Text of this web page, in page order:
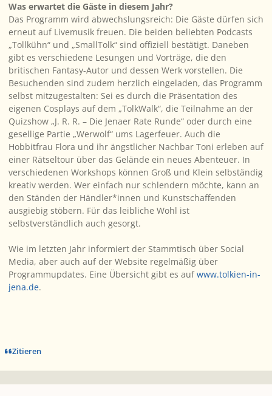
Was erwartet die Gäste in diesem Jahr?
Das Programm wird abwechslungsreich: Die Gäste dürfen sich
erneut auf Livemusik freuen. Die beiden beliebten Podcasts
„Tollkühn“ und „SmallTolk“ sind offiziell bestätigt. Daneben
gibt es verschiedene Lesungen und Vorträge, die den
britischen Fantasy-Autor und dessen Werk vorstellen. Die
Besuchenden sind zudem herzlich eingeladen, das Programm
selbst mitzugestalten: Sei es durch die Präsentation des
eigenen Cosplays auf dem „TolkWalk“, die Teilnahme an der
Quizshow „J. R. R. – Die Jenaer Rate Runde“ oder durch eine
gesellige Partie „Werwolf“ ums Lagerfeuer. Auch die
Hobbitfrau Flora und ihr ängstlicher Nachbar Toni erleben auf
einer Rätseltour über das Gelände ein neues Abenteuer. In
verschiedenen Workshops können Groß und Klein selbständig
kreativ werden. Wer einfach nur schlendern möchte, kann an
den Ständen der Händler*innen und Kunstschaffenden
ausgiebig stöbern. Für das leibliche Wohl ist
selbstverständlich auch gesorgt.
Wie im letzten Jahr informiert der Stammtisch über Social
Media, aber auch auf der Website regelmäßig über
Programmupdates. Eine Übersicht gibt es aufwww.tolkien-in-
jena.de.
Zitieren